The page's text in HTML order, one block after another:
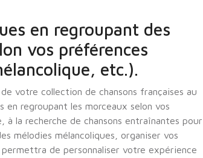
en regroupant des
vos préférences
etc.).
votre collection de chansons françaises au
regroupant les morceaux selon vos
à la recherche de chansons entraînantes pour
mélodies mélancoliques, organiser vos
de personnaliser votre expérience